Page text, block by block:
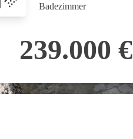
Badezimmer
239.000 €